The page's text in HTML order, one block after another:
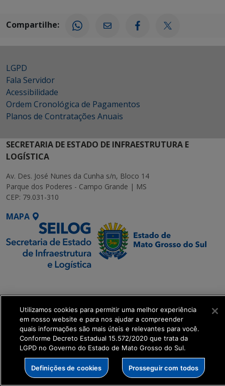
Compartilhe:
LGPD
Fala Servidor
Acessibilidade
Ordem Cronológica de Pagamentos
Planos de Contratações Anuais
SECRETARIA DE ESTADO DE INFRAESTRUTURA E
LOGÍSTICA
Av. Des. José Nunes da Cunha s/n, Bloco 14
Parque dos Poderes - Campo Grande | MS
CEP: 79.031-310
MAPA
Executiva de
Transformação Digital
get_footer();
Utilizamos cookies para permitir uma melhor experiência
em nosso website e para nos ajudar a compreender
quais informações são mais úteis e relevantes para você.
Conforme Decreto Estadual 15.572/2020 que trata da
LGPD no Governo do Estado de Mato Grosso do Sul.
Definições de cookies Prosseguir com todos